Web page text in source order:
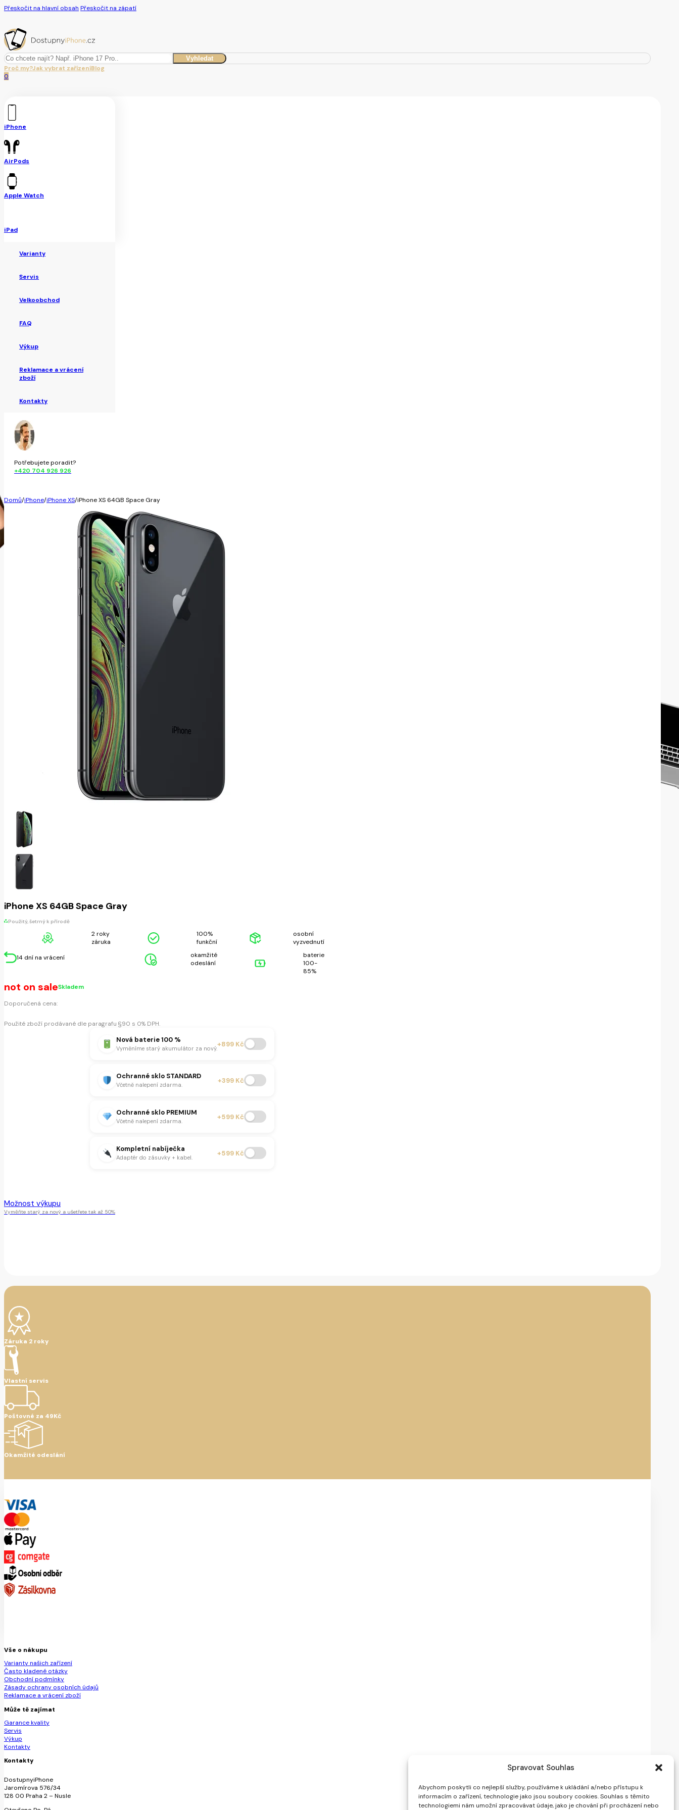
Spravovat Souhlas
Abychom poskytli co nejlepší služby, používáme k ukládání a/nebo přístupu k
informacím o zařízení, technologie jako jsou soubory cookies. Souhlas s těmito
technologiemi nám umožní zpracovávat údaje, jako je chování při procházení nebo
Přeskočit na hlavní obsah Přeskočit na zápatí
Hledat Vyhledat
Proč my?Jak vybrat zařízeníBlog
0
iPhone
AirPods
Apple Watch
iPad
Varianty
Servis
Velkoobchod
FAQ
Výkup
Reklamace a vrácení
zboží
Kontakty
Potřebujete poradit?
+420 704 926 926
Domů/iPhone/iPhone XS/iPhone XS 64GB Space Gray
iPhone XS 64GB Space Gray
Použitý, šetrný k přírodě
2 roky
záruka
100%
funkční
osobní
vyzvednutí
14 dní na vrácení
okamžité
odeslání
baterie
100-
85%
not on saleSkladem
Doporučená cena:
Použité zboží prodávané dle paragrafu §90 s 0% DPH.
Nová baterie 100 %
Vyměníme starý akumulátor za nový.+899 Kč
Ochranné sklo STANDARD
Včetně nalepení zdarma. +399 Kč
Ochranné sklo PREMIUM
Včetně nalepení zdarma. +599 Kč
Kompletní nabíječka
Adaptér do zásuvky + kabel. +599 Kč
Možnost výkupu
Vyměňte starý za nový a ušetřete tak až 50%
Záruka 2 roky
Vlastní servis
Poštovné za 49Kč
Okamžité odeslání
Vše o nákupu
Varianty našich zařízení
Často kladené otázky
Obchodní podmínky
Zásady ochrany osobních údajů
Reklamace a vrácení zboží
Může tě zajímat
Garance kvality
Servis
Výkup
Kontakty
Kontakty
DostupnyiPhone
Jaromírova 576/34
128 00 Praha 2 – Nusle